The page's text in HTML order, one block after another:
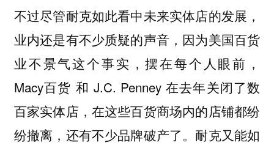
不过尽管耐克如此看中未来实体店的发展，
业内还是有不少质疑的声音，因为美国百货
业不景气这个事实，摆在每个人眼前，
Macy百货 和 J.C. Penney 在去年关闭了数
百家实体店，在这些百货商场内的店铺都纷
纷撤离，还有不少品牌破产了。耐克又能如